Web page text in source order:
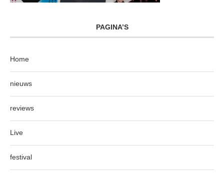
PAGINA’S
Home
nieuws
reviews
Live
festival